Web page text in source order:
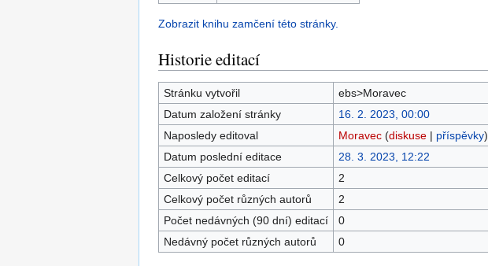
Zobrazit knihu zamčení této stránky.
Historie editací
Stránku vytvořil
ebs>Moravec
Datum založení stránky
16. 2. 2023, 00:00
Naposledy editoval
Moravec (diskuse| příspěvky)
Datum poslední editace
28. 3. 2023, 12:22
Celkový počet editací
2
Celkový počet různých autorů
2
Počet nedávných (90 dní) editací
0
Nedávný počet různých autorů
0